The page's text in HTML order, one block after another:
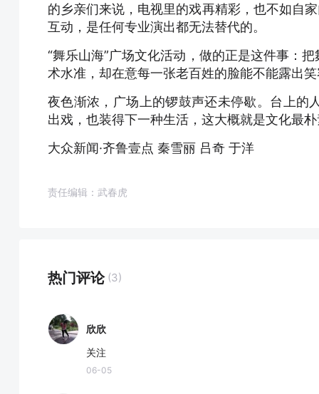
的乡亲们来说，电视里的戏再精彩，也不如自
互动，是任何专业演出都无法替代的。
“舞乐山海”广场文化活动，做的正是这件事：
术水准，却在意每一张老百姓的脸能不能露出
夜色渐浓，广场上的锣鼓声还未停歇。台上的
出戏，也装得下一种生活，这大概就是文化最
大众新闻·齐鲁壹点 秦雪丽 吕奇 于洋
责任编辑：武春虎
热门评论 (3)
欣欣
关注
06-05